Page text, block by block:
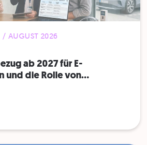
/ AUGUST 2026
ab 2027 für E-
und die Rolle von...